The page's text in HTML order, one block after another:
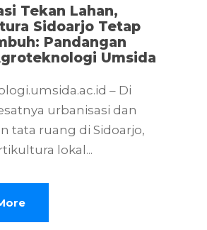
Tekan Lahan,
Sidoarjo Tetap
Pandangan
Umsida
– Di
urbanisasi dan
tata ruang di Sidoarjo,
lokal...